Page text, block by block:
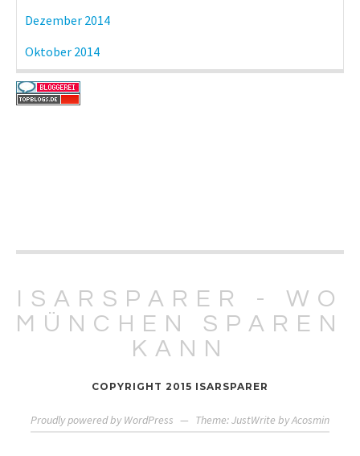
Dezember 2014
Oktober 2014
ISARSPARER - WO
MÜNCHEN SPAREN
KANN
COPYRIGHT 2015 ISARSPARER
Proudly powered by WordPress — Theme: JustWrite byAcosmin